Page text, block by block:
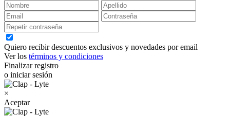
Quiero recibir descuentos exclusivos y novedades por email
Ver los términos y condiciones
Finalizar registro
o iniciar sesión
×
Aceptar